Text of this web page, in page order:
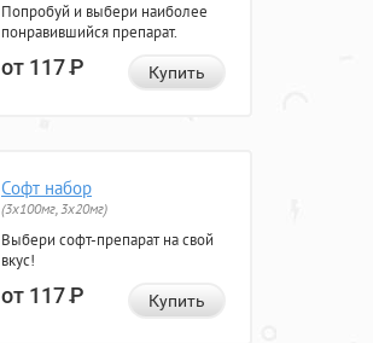
Попробуй и выбери наиболее
понравившийся препарат.
от 117Р Купить
Софт набор
(3x100мг, 3x20мг)
Выбери софт-препарат на свой
вкус!
от 117Р Купить